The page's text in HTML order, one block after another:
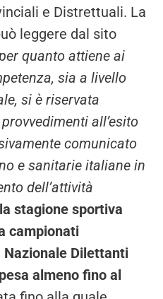
e Distrettuali. La
leggere dal sito
quanto attiene ai
sia a livello
si è riservata
all’esito
comunicato
e sanitarie italiane in
dell’attività
la stagione sportiva
campionati
Dilettanti
almeno fino al